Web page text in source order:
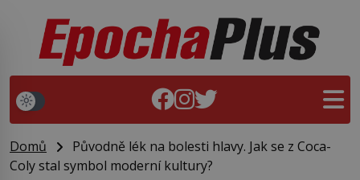
Domů
Původně lék na bolesti hlavy. Jak se z Coca-
Coly stal symbol moderní kultury?